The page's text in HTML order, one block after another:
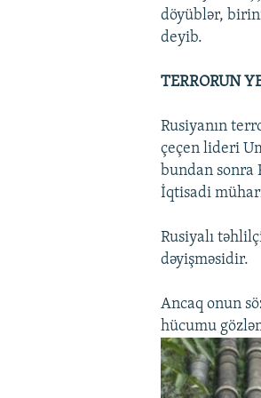
döyüblər,
deyib.
TERRORUN
Rusiyanın
çeçen lideri
bundan sonra
İqtisadi
Rusiyalı
dəyişməsidir.
Ancaq onun
hücumu